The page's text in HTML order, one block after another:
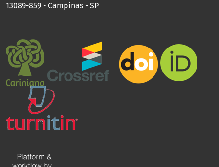
13089-859 - Campinas - SP